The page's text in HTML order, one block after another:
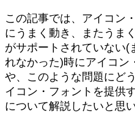
この記事では、アイコン
にうまく動き、またうま
がサポートされていない(
れなかった)時にアイコン
や、このような問題にど
イコン・フォントを提供
について解説したいと思い